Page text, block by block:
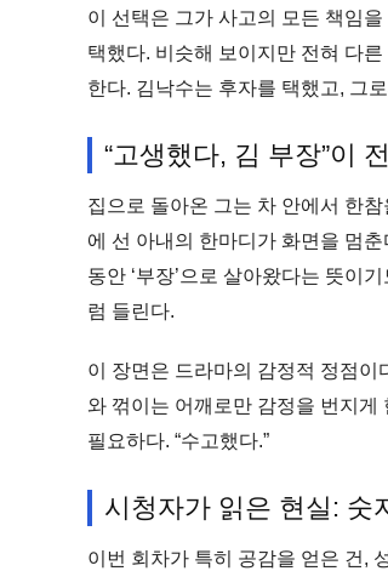
이 선택은 그가 사고의 모든 책임을
택했다. 비슷해 보이지만 전혀 다
한다. 김낙수는 후자를 택했고, 그
“고생했다, 김 부장”이
집으로 돌아온 그는 차 안에서 한
에 선 아내의 한마디가 화면을 멈
동안 ‘부장’으로 살아왔다는 뜻이
럼 들린다.
이 장면은 드라마의 감정적 정점이
와 꺾이는 어깨로만 감정을 번지게
필요하다. “수고했다.”
시청자가 읽은 현실: 숫
이번 회차가 특히 공감을 얻은 건,